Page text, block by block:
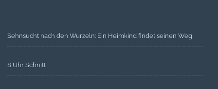
Sehnsucht nach den Wurzeln: Ein Heimkind findet seinen Weg
8 Uhr Schnitt